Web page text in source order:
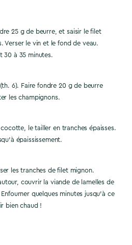
25 g de beurre, et saisir le filet
Verser le vin et le fond de veau.
30 à 35 minutes.
6). Faire fondre 20 g de beurre
les champignons.
le tailler en tranches épaisses.
épaississement.
les tranches de filet mignon.
couvrir la viande de lamelles de
quelques minutes jusqu'à ce
bien chaud !